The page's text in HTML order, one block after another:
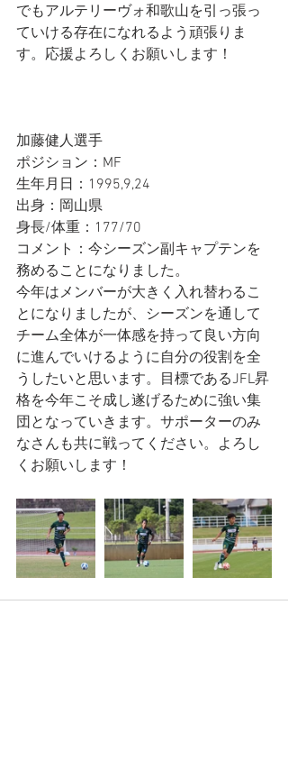
でもアルテリーヴォ和歌山を引っ張っ
ていける存在になれるよう頑張りま
す。応援よろしくお願いします！
加藤健人選手
ポジション：MF
生年月日：1995,9,24
出身：岡山県
身長/体重：177/70
コメント：今シーズン副キャプテンを
務めることになりました。
今年はメンバーが大きく入れ替わるこ
とになりましたが、シーズンを通して
チーム全体が一体感を持って良い方向
に進んでいけるように自分の役割を全
うしたいと思います。目標であるJFL昇
格を今年こそ成し遂げるために強い集
団となっていきます。サポーターのみ
なさんも共に戦ってください。よろし
くお願いします！